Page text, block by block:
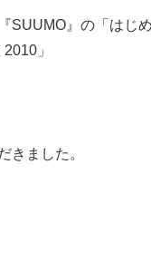
SUUMO』の「はじ
」
きました。